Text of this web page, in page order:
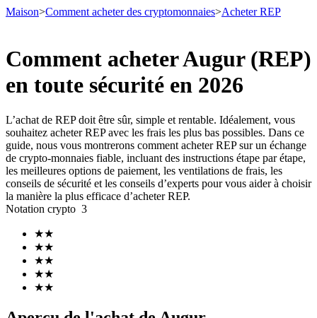
Contrats à terme
Futures utilisant l'USDT comme garantie
Maison>Comment acheter des cryptomonnaies>Acheter REP
Comment acheter Augur (REP)
en toute sécurité en 2026
L’achat de REP doit être sûr, simple et rentable. Idéalement, vous
souhaitez acheter REP avec les frais les plus bas possibles. Dans ce
guide, nous vous montrerons comment acheter REP sur un échange
de crypto-monnaies fiable, incluant des instructions étape par étape,
les meilleures options de paiement, les ventilations de frais, les
conseils de sécurité et les conseils d’experts pour vous aider à choisir
la manière la plus efficace d’acheter REP.
Notation crypto 3
★★
★★
★★
★★
★★